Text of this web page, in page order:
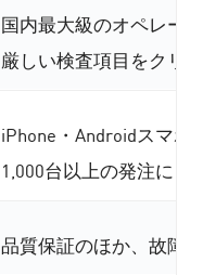
国内最大級のオペレー
厳しい検査項目をクリ
iPhone・Androidスマ
1,000台以上の発注にも
品質保証のほか、故障